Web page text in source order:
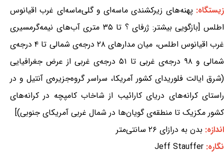
زیستگاه: پهنه‌های زیرکشندی ماسه‌ای و گلی‌ماسه‌ای غرب اقیانوس
اطلس [بازگویی بیشتر: ژرفای ؟ تا ۳۵ متری آب‌های نیمه‌گرمسیری
غرب اقیانوس اطلس، میان مدارهای ۲۸ درجه‌ی شمالی تا ۴ درجه‌ی
شمالی و ۹۸ درجه‌ی غربی تا ۵۱ درجه‌ی غربی از عرض جغرافیایی
(شرق ایالت فلوریدای کشور آمریکا، سراسر گروه‌جزیره‌ی آنتیل و در
راستای کرانه‌های دریای کارائیب از شاخاب کامپچه در کرانه‌های
کشور مکزیک تا منطقه‌ی گویان‌ها در شمال غربی آمریکای جنوبی)]
اندازه: بدن به درازای ۲۶ سانتی‌متر
نگاره: Jeff Stauffer